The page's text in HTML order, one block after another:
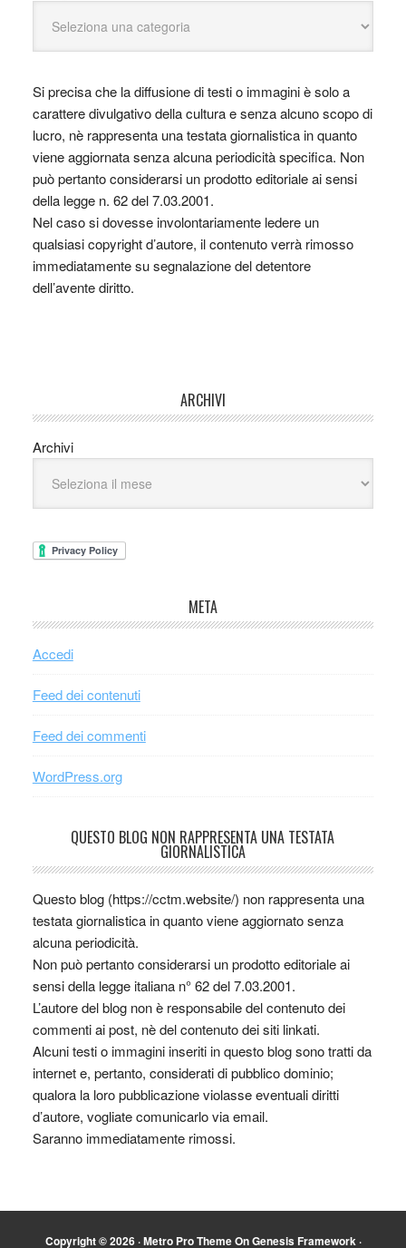
Si precisa che la diffusione di testi o immagini è solo a
carattere divulgativo della cultura e senza alcuno scopo di
lucro, nè rappresenta una testata giornalistica in quanto
viene aggiornata senza alcuna periodicità specifica. Non
può pertanto considerarsi un prodotto editoriale ai sensi
della legge n. 62 del 7.03.2001.
Nel caso si dovesse involontariamente ledere un
qualsiasi copyright d’autore, il contenuto verrà rimosso
immediatamente su segnalazione del detentore
dell’avente diritto.
ARCHIVI
Archivi
META
Accedi
Feed dei contenuti
Feed dei commenti
WordPress.org
QUESTO BLOG NON RAPPRESENTA UNA TESTATA
GIORNALISTICA
Questo blog (https://cctm.website/) non rappresenta una
testata giornalistica in quanto viene aggiornato senza
alcuna periodicità.
Non può pertanto considerarsi un prodotto editoriale ai
sensi della legge italiana n° 62 del 7.03.2001.
L’autore del blog non è responsabile del contenuto dei
commenti ai post, nè del contenuto dei siti linkati.
Alcuni testi o immagini inseriti in questo blog sono tratti da
internet e, pertanto, considerati di pubblico dominio;
qualora la loro pubblicazione violasse eventuali diritti
d’autore, vogliate comunicarlo via email.
Saranno immediatamente rimossi.
Copyright © 2026 ·Metro Pro ThemeOnGenesis Framework·